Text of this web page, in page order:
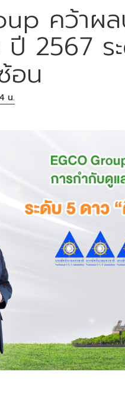
คว้าผล
2567 ร
อน
น.